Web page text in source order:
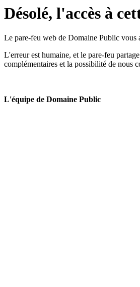
Désolé, l'accès à
Le pare-feu web de Domaine Public vous
L'erreur est humaine, et le pare-feu
complémentaires et la possibilité de nous
L'équipe de Domaine Public